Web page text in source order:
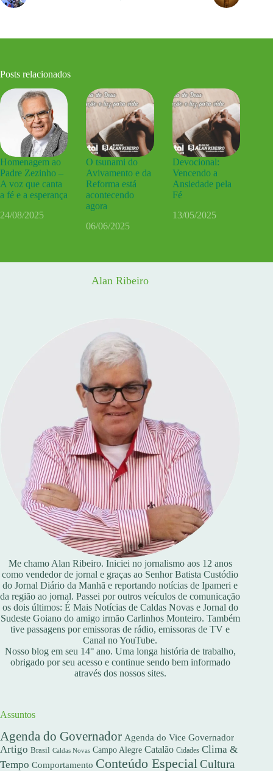
Posts relacionados
Homenagem ao
Padre Zezinho –
A voz que canta
a fé e a esperança
24/08/2025
O tsunami do
Avivamento e da
Reforma está
acontecendo
agora
06/06/2025
Devocional:
Vencendo a
Ansiedade pela
Fé
13/05/2025
Alan Ribeiro
Me chamo Alan Ribeiro. Iniciei no jornalismo aos 12 anos
como vendedor de jornal e graças ao Senhor Batista Custódio
do Jornal Diário da Manhã e reportando notícias de Ipameri e
da região ao jornal. Passei por outros veículos de comunicação
os dois últimos: É Mais Notícias de Caldas Novas e Jornal do
Sudeste Goiano do amigo irmão Carlinhos Monteiro. Também
tive passagens por emissoras de rádio, emissoras de TV e
Canal no YouTube.
Nosso blog em seu 14° ano. Uma longa história de trabalho,
obrigado por seu acesso e continue sendo bem informado
através dos nossos sites.
Assuntos
Agenda do Governador Agenda do Vice Governador
Artigo Brasil Caldas Novas Campo Alegre Catalão Cidades Clima &
Tempo Comportamento Conteúdo EspecialCultura